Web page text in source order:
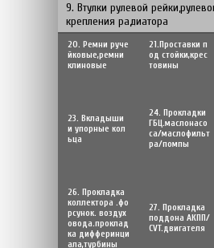
9. Втулки рулевой
крепления радиатора
20. Ремни руче
йковые,ремни
клиновые
21.Проставки п
од стойки,крес
товины
23. Вкладыши
и упорные кол
ьца
24. Прокладки
ГБЦ.маслонасо
са/маслофильт
ра/помпы
26. Прокладка
коллектора .фо
рсунок. воздух
овода.проклад
ка дифферинци
ала,турбины
27. Прокладка
поддона АКПП/
CVT.двигателя